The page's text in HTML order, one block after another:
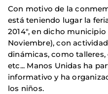
Con motivo de la
está teniendo lugar la
2014", en dicho
Noviembre), con
dinámicas, como
etc... Manos Unidas ha
informativo y ha
los niños.